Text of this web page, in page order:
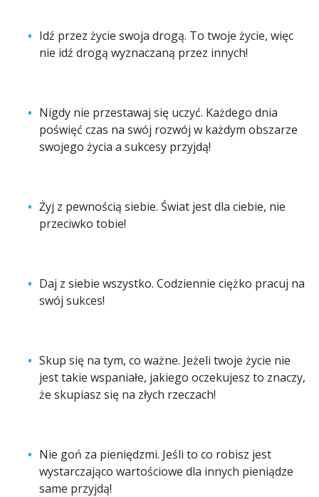
Idź przez życie swoja drogą. To twoje życie, więc
nie idź drogą wyznaczaną przez innych!
Nigdy nie przestawaj się uczyć. Każdego dnia
poświęć czas na swój rozwój w każdym obszarze
swojego życia a sukcesy przyjdą!
Żyj z pewnością siebie. Świat jest dla ciebie, nie
przeciwko tobie!
Daj z siebie wszystko. Codziennie ciężko pracuj na
swój sukces!
Skup się na tym, co ważne. Jeżeli twoje życie nie
jest takie wspaniałe, jakiego oczekujesz to znaczy,
że skupiasz się na złych rzeczach!
Nie goń za pieniędzmi. Jeśli to co robisz jest
wystarczająco wartościowe dla innych pieniądze
same przyjdą!